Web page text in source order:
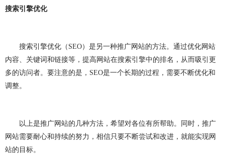
做小程序 企业小程序开发 企业小程序制作
微信小程序开发 小程序开发多少钱
小程序开发费用
搜索引擎优化
搜索引擎优化（ SEO）是另一种推广网站的方法。通过优化网站
内容、关键词和链接等，提高网站在搜索引擎中的排名，从而吸引更
多的访问者。要注意的是， SEO是一个长期的过程，需要不断优化和
调整。
以上是推广网站的几种方法，希望对各位有所帮助。同时，推广
网站需要耐心和持续的努力，相信只要不断尝试和改进，就能实现网
站的目标。